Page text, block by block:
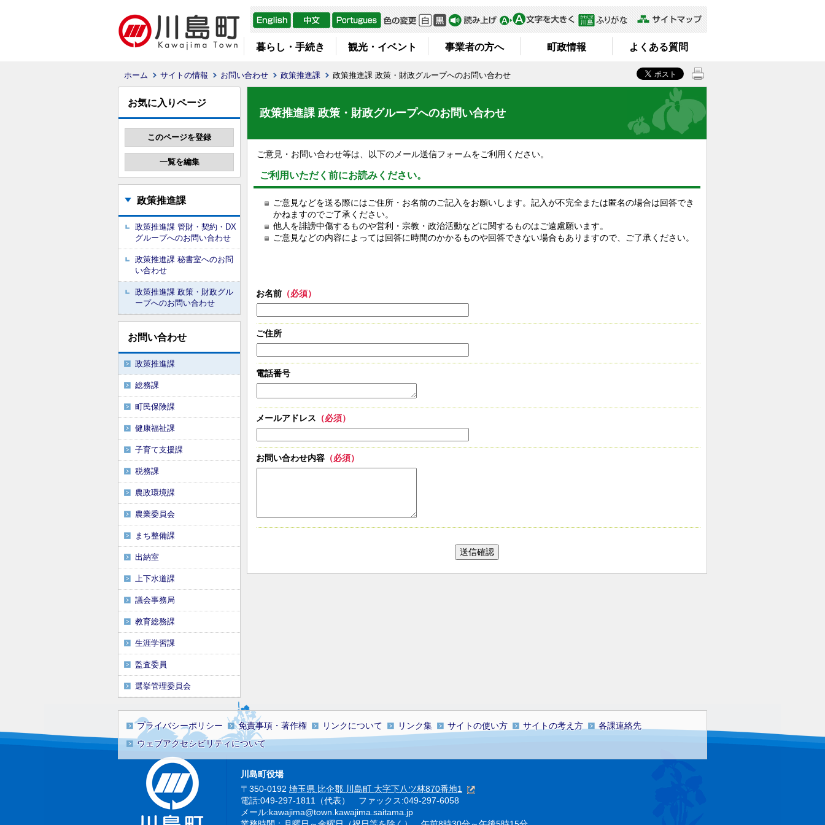
暮らし・手続き 観光・イベント 事業者の方へ 町政情報 よくある質問
ホーム サイトの情報 お問い合わせ 政策推進課 政策推進課 政策・財政グループへのお問い合わせ
お気に入りページ
政策推進課
政策推進課 管財・契約・DX
グループへのお問い合わせ
政策推進課 秘書室へのお問
い合わせ
政策推進課 政策・財政グル
ープへのお問い合わせ
お問い合わせ
政策推進課
総務課
町民保険課
健康福祉課
子育て支援課
税務課
農政環境課
農業委員会
まち整備課
出納室
上下水道課
議会事務局
教育総務課
生涯学習課
監査委員
選挙管理委員会
政策推進課 政策・財政グループへのお問い合わせ
ご意見・お問い合わせ等は、以下のメール送信フォームをご利用ください。
ご利用いただく前にお読みください。
ご意見などを送る際にはご住所・お名前のご記入をお願いします。記入が不完全または匿名の場合は回答でき
かねますのでご了承ください。
他人を誹謗中傷するものや営利・宗教・政治活動などに関するものはご遠慮願います。
ご意見などの内容によっては回答に時間のかかるものや回答できない場合もありますので、ご了承ください。
お名前 （必須）
ご住所
電話番号
メールアドレス （必須）
お問い合わせ内容 （必須）
プライバシーポリシー 免責事項・著作権 リンクについて リンク集 サイトの使い方 サイトの考え方
各課連絡先
ウェブアクセシビリティについて
川島町役場
〒350-0192 埼玉県 比企郡 川島町 大字下八ツ林870番地1
電話:049-297-1811（代表） ファックス:049-297-6058
メール:kawajima@town.kawajima.saitama.jp